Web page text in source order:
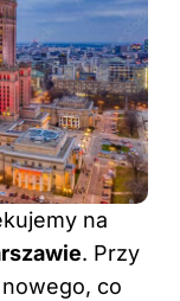
na
. Przy
co